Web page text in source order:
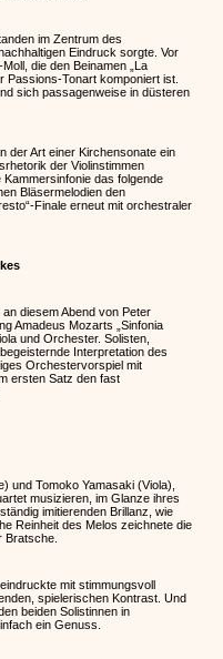
im Zentrum des
Eindruck sorgte. Vor
die den Beinamen „La
Passions-Tonart komponiert ist.
sich passagenweise in düsteren
der Art einer Kirchensonate ein
der Violinstimmen
das folgende
Bläsermelodien den
Finale erneut mit orchestraler
diesem Abend von Peter
Amadeus Mozarts „Sinfonia
und Orchester. Solisten,
Interpretation des
Orchestervorspiel mit
ersten Satz den fast
und Tomoko Yamasaki (Viola),
musizieren, im Glanze ihres
imitierenden Brillanz, wie
Reinheit des Melos zeichnete die
Bratsche.
mit stimmungsvoll
spielerischen Kontrast. Und
beiden Solistinnen in
ein Genuss.